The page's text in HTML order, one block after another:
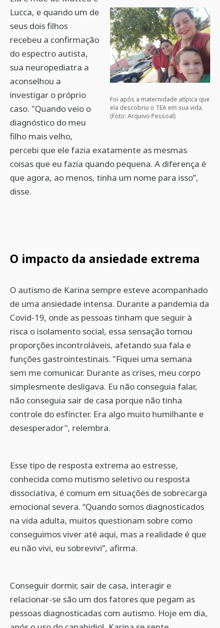
Foi após a maternidade atípica que
ela descobriu o TEA em sua vida.
(Foto: Arquivo Pessoal)
Lucca, e quando um de
seus dois filhos
recebeu a confirmação
do espectro autista,
sua neuropediatra a
aconselhou a
investigar o próprio
caso. "Quando veio o
diagnóstico do meu
filho mais velho,
percebi que ele fazia exatamente as mesmas
coisas que eu fazia quando pequena. A diferença é
que agora, ao menos, tinha um nome para isso”,
disse.
O impacto da ansiedade extrema
O autismo de Karina sempre esteve acompanhado
de uma ansiedade intensa. Durante a pandemia da
Covid-19, onde as pessoas tinham que seguir à
risca o isolamento social, essa sensação tomou
proporções incontroláveis, afetando sua fala e
funções gastrointestinais. "Fiquei uma semana
sem me comunicar. Durante as crises, meu corpo
simplesmente desligava. Eu não conseguia falar,
não conseguia sair de casa porque não tinha
controle do esfíncter. Era algo muito humilhante e
desesperador", relembra.
Esse tipo de resposta extrema ao estresse,
conhecida como mutismo seletivo ou resposta
dissociativa, é comum em situações de sobrecarga
emocional severa. “Quando somos diagnosticados
na vida adulta, muitos questionam sobre como
conseguimos viver até aqui, mas a realidade é que
eu não vivi, eu sobrevivi”, afirma.
Conseguir dormir, sair de casa, interagir e
relacionar-se são um dos fatores que pegam as
pessoas diagnosticadas com autismo. Hoje em dia,